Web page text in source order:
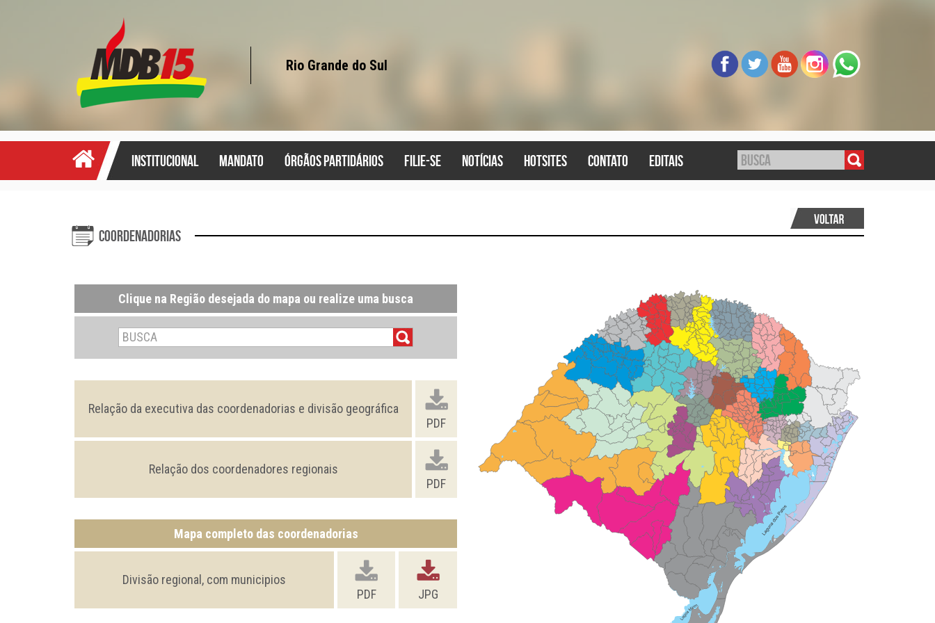
Rio Grande do Sul
institucional mandato órgãos partidários filie-se notícias hotsites contato editais
Coordenadorias
Clique na Região desejada do mapa ou realize uma busca
Relação da executiva das coordenadorias e divisão geográfica
PDF
Relação dos coordenadores regionais
PDF
Mapa completo das coordenadorias
Divisão regional, com municipios
PDF
JPG